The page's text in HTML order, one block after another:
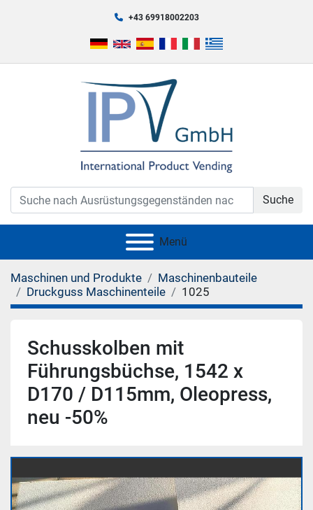
+43 69918002203
Suche
Menü
Maschinen und Produkte
Maschinenbauteile
Druckguss Maschinenteile
1025
Schusskolben mit
Führungsbüchse, 1542 x
D170 / D115mm, Oleopress,
neu -50%